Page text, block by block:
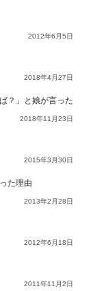
2012年6月5日
2018年4月27日
？」と娘が言った
2018年11月23日
2015年3月30日
た理由
2013年2月28日
2012年6月18日
2011年11月2日